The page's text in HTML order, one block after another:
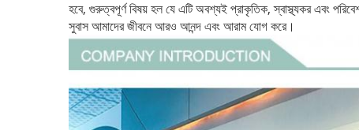
হবে, গুরুত্বপূর্ণ বিষয় হল যে এটি অবশ্যই প্রাকৃতিক, স্বাস্থ্যকর এবং
সুবাস আমাদের জীবনে আরও আনন্দ এবং আরাম যোগ করে।